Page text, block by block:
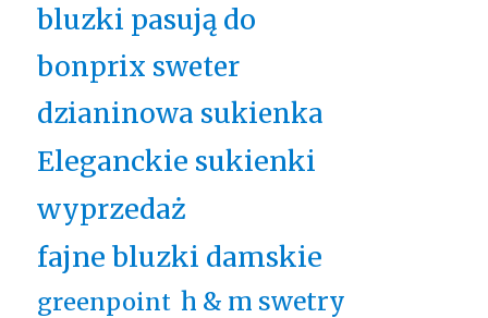
bluzki pasują do
bonprix sweter
dzianinowa sukienka
Eleganckie sukienki
wyprzedaż
fajne bluzki damskie
greenpoint h & m swetry